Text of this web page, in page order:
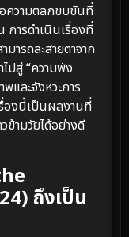
ความตลกขบขันที่
ารดำเนินเรื่องที่
ารถละสายตาจาก
ปสู่ “ความพัง
และจังหวะการ
องนี้เป็นผลงานที่
ข้ามวัยได้อย่างดี
ถึงเป็น